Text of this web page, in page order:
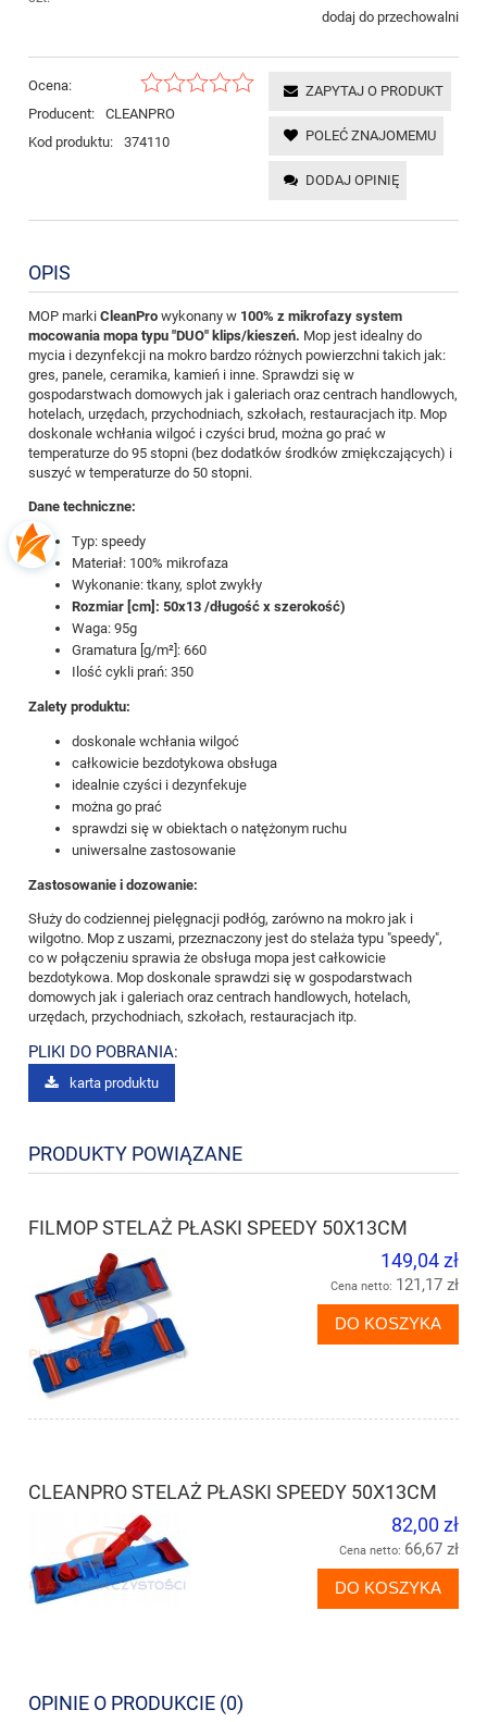
dodaj do przechowalni
Ocena:
Producent:
CLEANPRO
Kod produktu:
374110
ZAPYTAJ O PRODUKT
POLEĆ ZNAJOMEMU
DODAJ OPINIĘ
OPIS
MOP marki CleanPro wykonany w 100% z mikrofazy system
mocowania mopa typu "DUO" klips/kieszeń. Mop jest idealny do
mycia i dezynfekcji na mokro bardzo różnych powierzchni takich jak:
gres, panele, ceramika, kamień i inne. Sprawdzi się w
gospodarstwach domowych jak i galeriach oraz centrach handlowych,
hotelach, urzędach, przychodniach, szkołach, restauracjach itp. Mop
doskonale wchłania wilgoć i czyści brud, można go prać w
temperaturze do 95 stopni (bez dodatków środków zmiękczających) i
suszyć w temperaturze do 50 stopni.
Dane techniczne:
Typ: speedy
Materiał: 100% mikrofaza
Wykonanie: tkany, splot zwykły
Rozmiar [cm]: 50x13 /długość x szerokość)
Waga: 95g
Gramatura [g/m²]: 660
Ilość cykli prań: 350
Zalety produktu:
doskonale wchłania wilgoć
całkowicie bezdotykowa obsługa
idealnie czyści i dezynfekuje
można go prać
sprawdzi się w obiektach o natężonym ruchu
uniwersalne zastosowanie
Zastosowanie i dozowanie:
Służy do codziennej pielęgnacji podłóg, zarówno na mokro jak i
wilgotno. Mop z uszami, przeznaczony jest do stelaża typu "speedy",
co w połączeniu sprawia że obsługa mopa jest całkowicie
bezdotykowa. Mop doskonale sprawdzi się w gospodarstwach
domowych jak i galeriach oraz centrach handlowych, hotelach,
urzędach, przychodniach, szkołach, restauracjach itp.
PLIKI DO POBRANIA:
karta produktu
PRODUKTY POWIĄZANE
FILMOP STELAŻ PŁASKI SPEEDY 50X13CM
149,04 zł
Cena netto: 121,17 zł
DO KOSZYKA
CLEANPRO STELAŻ PŁASKI SPEEDY 50X13CM
82,00 zł
Cena netto: 66,67 zł
DO KOSZYKA
OPINIE O PRODUKCIE (0)